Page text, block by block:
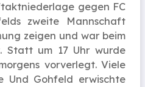
gegen FC
zweite Mannschaft
zeigen und war beim
Statt um 17 Uhr wurde
vorverlegt. Viele
Und Gohfeld erwischte